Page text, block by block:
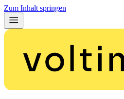
Zum Inhalt springen